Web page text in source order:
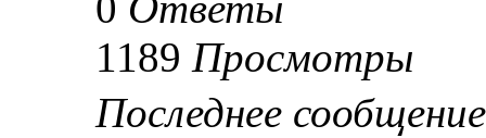
1189 Просмотры
Последнее